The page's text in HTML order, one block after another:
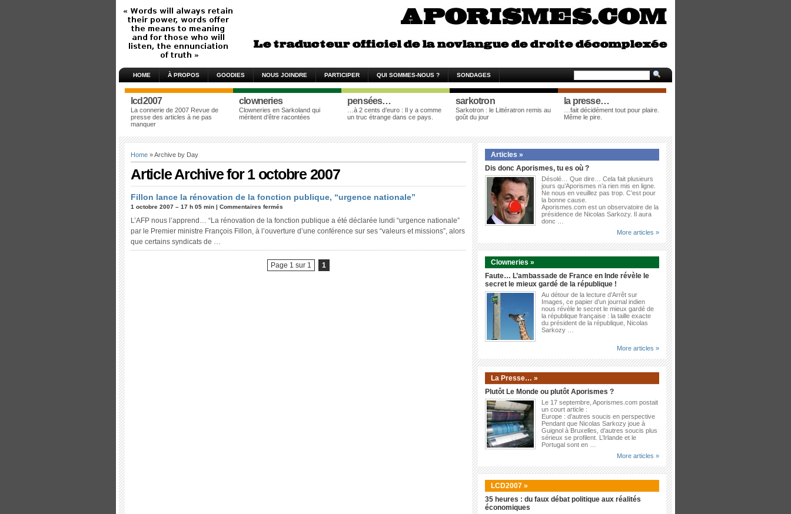
HOME À PROPOS GOODIES NOUS JOINDRE PARTICIPER QUI SOMMES-NOUS ? SONDAGES
lcd2007
La connerie de 2007 Revue de
presse des articles à ne pas
manquer
clowneries
Clowneries en Sarkoland qui
méritent d’être racontées
pensées…
…à 2 cents d’euro : Il y a comme
un truc étrange dans ce pays.
sarkotron
Sarkotron : le Littératron remis au
goût du jour
la presse…
…fait décidément tout pour plaire.
Même le pire.
Home » Archive by Day
Article Archive for 1 octobre 2007
Fillon lance la rénovation de la fonction publique, “urgence nationale”
1 octobre 2007 – 17 h 05 min | Commentaires fermés
L’AFP nous l’apprend… “La rénovation de la fonction publique a été déclarée lundi “urgence nationale”
par le Premier ministre François Fillon, à l’ouverture d’une conférence sur ses “valeurs et missions”, alors
que certains syndicats de …
Page 1 sur 1 1
Articles »
Dis donc Aporismes, tu es où ?
Désolé… Que dire… Cela fait plusieurs
jours qu’Aporismes n’a rien mis en ligne.
Ne nous en veuillez pas trop. C’est pour
la bonne cause.
Aporismes.com est un observatoire de la
présidence de Nicolas Sarkozy. Il aura
donc …
More articles »
Clowneries »
Faute… L’ambassade de France en Inde révèle le
secret le mieux gardé de la république !
Au détour de la lecture d’Arrêt sur
Images, ce papier d’un journal indien
nous révèle le secret le mieux gardé de
la république française : la taille exacte
du président de la république, Nicolas
Sarkozy …
More articles »
La Presse… »
Plutôt Le Monde ou plutôt Aporismes ?
Le 17 septembre, Aporismes.com postait
un court article :
Europe : d’autres soucis en perspective
Pendant que Nicolas Sarkozy joue à
Guignol à Bruxelles, d’autres soucis plus
sérieux se profilent. L’Irlande et le
Portugal sont en …
More articles »
LCD2007 »
35 heures : du faux débat politique aux réalités
économiques